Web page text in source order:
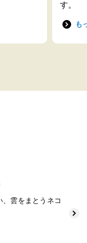
す。
も
、雲をまとうネコ